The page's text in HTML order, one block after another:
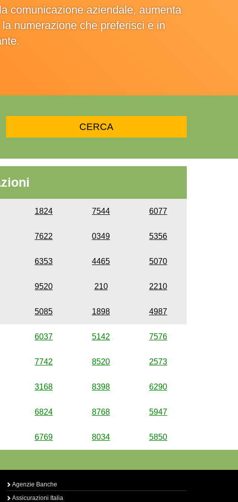
comunicazione aziendale, aumenta
numerazione che preferisci e in
1824 7544 6077
7622 0349 5356
6353 4465 5070
9520 210 2210
5085 1898 4987
6037 5142 7576
7742 8520 2573
3168 8398 6290
6824 8768 5947
6769 8034 5850
Agenzie Banche
Assicurazioni Italia